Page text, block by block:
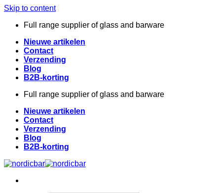
Skip to content
Full range supplier of glass and barware
Nieuwe artikelen
Contact
Verzending
Blog
B2B-korting
Full range supplier of glass and barware
Nieuwe artikelen
Contact
Verzending
Blog
B2B-korting